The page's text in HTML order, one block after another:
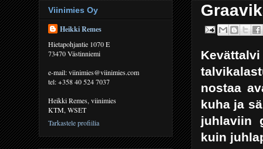
nostaa
kuha ja
juhlaviin
kuin
Viinimies Oy
Heikki Remes
Hietapohjantie 1070 E
73470 Västinniemi
e-mail: viinimies@viinimies.com
tel: +358 40 524 7037
Heikki Remes, viinimies
KTM, WSET
Tarkastele profiilia